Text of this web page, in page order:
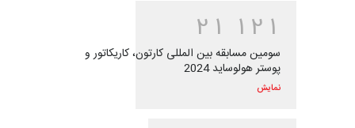
2 1 1 2 1
سومین مسابقه بین المللی کارتون، کاریکاتور و
پوستر هولوساید 2024
نمایش